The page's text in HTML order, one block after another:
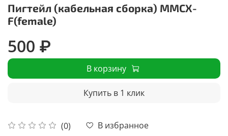
Пигтейл (кабельная сборка) MMCX-
F(female)
(0)
В избранное
500 ₽
В корзину
Купить в 1 клик